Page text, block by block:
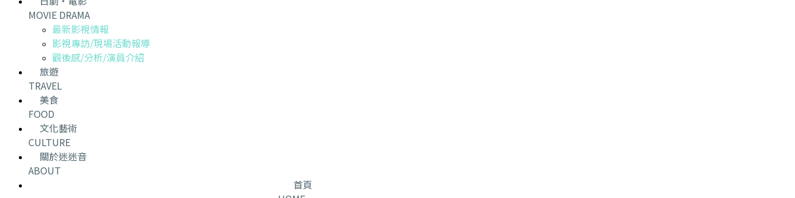
MOVIE DRAMA
最新影視情報
影視專訪/現場活動報導
觀後感/分析/演員介紹
旅遊
TRAVEL
美食
FOOD
文化藝術
CULTURE
關於迷迷音
ABOUT
首頁